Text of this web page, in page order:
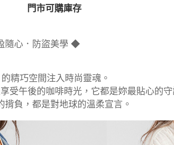
門市可購庫存
隨心．防盜美學 ◆
精巧空間注入時尚靈魂。
受午後的咖啡時光，它都是妳最貼心的守
負，都是對地球的溫柔宣言。